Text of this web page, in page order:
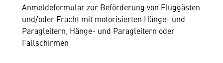
Anmeldeformular zur Beförderung von Fluggästen
und/oder Fracht mit motorisierten Hänge- und
Paragleitern, Hänge- und Paragleitern oder
Fallschirmen